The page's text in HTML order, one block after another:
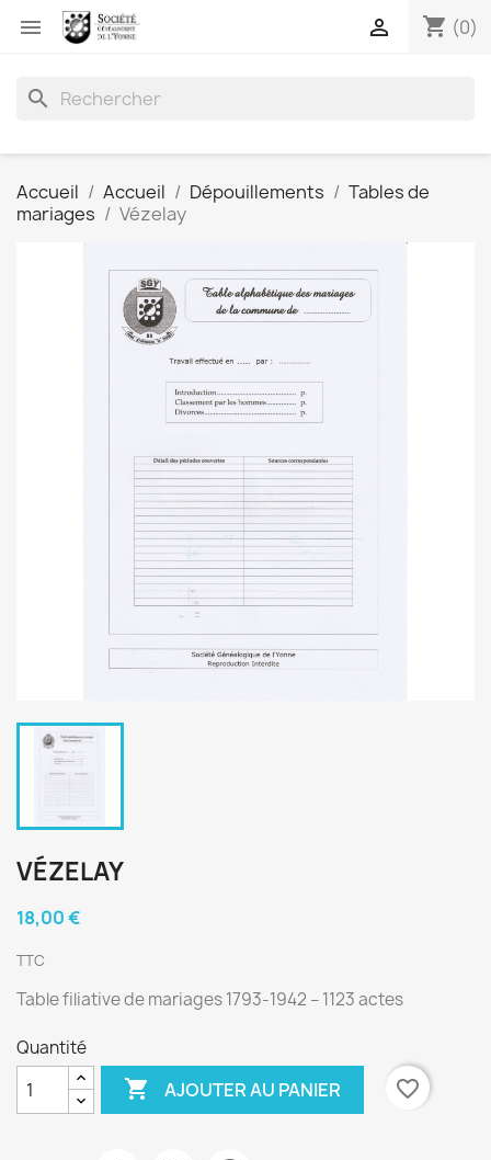
 shopping_cart (0)

search
Accueil Accueil Dépouillements
Tables de
mariages
Vézelay
VÉZELAY
18,00 €
TTC
Table filiative de mariages 1793-1942 – 1123 actes
Quantité
 AJOUTER AU PANIER favorite_border